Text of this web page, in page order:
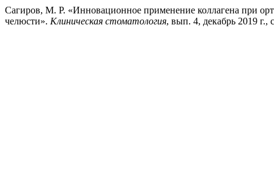
Сагиров, М. Р. «Инновационное применение коллагена при
челюсти». Клиническая стоматология, вып. 4, декабрь 2019